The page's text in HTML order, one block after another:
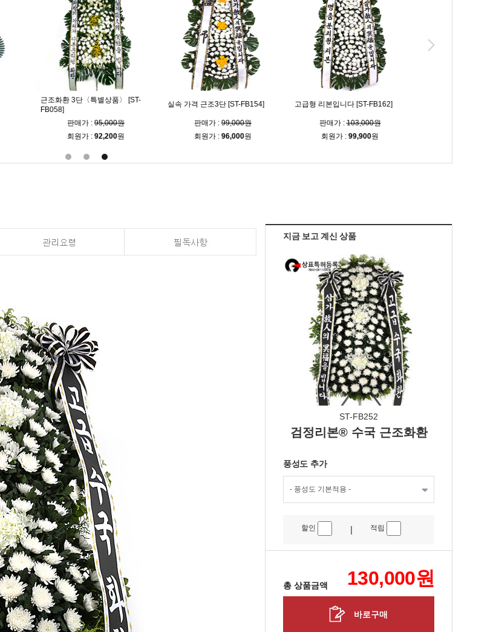
근조화환 3단〈특별상품〉 [ST-
FB058]
판매가 :95,000원
회원가 :92,200원
실속 가격 근조3단 [ST-FB154]
판매가 :99,000원
회원가 :96,000원
고급형 리본입니다 [ST-FB162]
판매가 :103,000원
회원가 :99,900원
지금 보고 계신 상품
ST-FB252
검정리본® 수국 근조화환
풍성도 추가
할인 | 적립
총 상품금액 130,000원
바로구매